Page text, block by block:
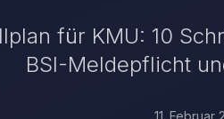
für KMU: 10
BSI-Meldepflicht
11. Februar